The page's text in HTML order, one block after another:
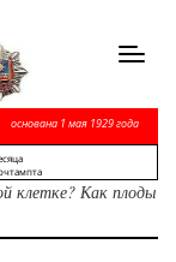
основана 1 мая 1929 года
клетке? Как плоды